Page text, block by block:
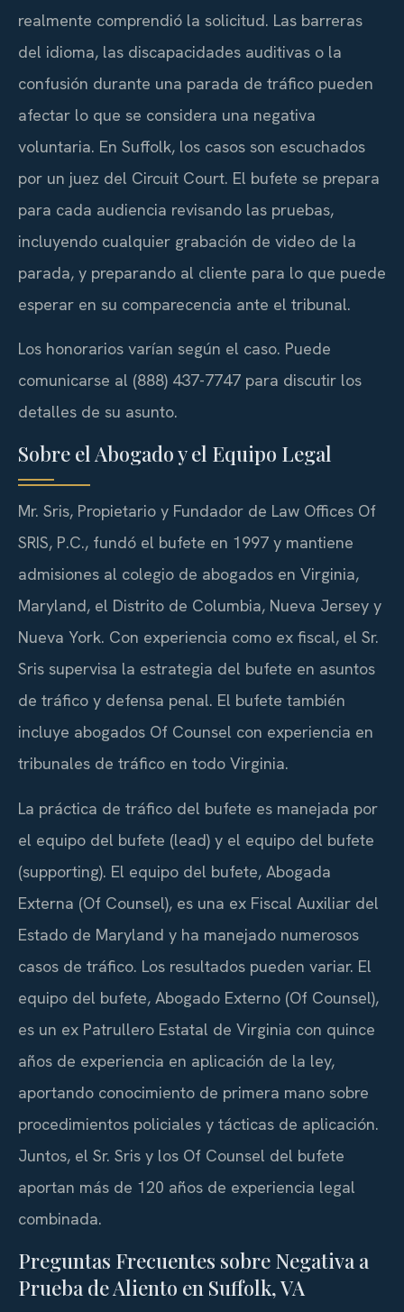
realmente comprendió la solicitud. Las barreras
del idioma, las discapacidades auditivas o la
confusión durante una parada de tráfico pueden
afectar lo que se considera una negativa
voluntaria. En Suffolk, los casos son escuchados
por un juez del Circuit Court. El bufete se prepara
para cada audiencia revisando las pruebas,
incluyendo cualquier grabación de video de la
parada, y preparando al cliente para lo que puede
esperar en su comparecencia ante el tribunal.
Los honorarios varían según el caso. Puede
comunicarse al (888) 437-7747 para discutir los
detalles de su asunto.
Sobre el Abogado y el Equipo Legal
Mr. Sris, Propietario y Fundador de Law Offices Of
SRIS, P.C., fundó el bufete en 1997 y mantiene
admisiones al colegio de abogados en Virginia,
Maryland, el Distrito de Columbia, Nueva Jersey y
Nueva York. Con experiencia como ex fiscal, el Sr.
Sris supervisa la estrategia del bufete en asuntos
de tráfico y defensa penal. El bufete también
incluye abogados Of Counsel con experiencia en
tribunales de tráfico en todo Virginia.
La práctica de tráfico del bufete es manejada por
el equipo del bufete (lead) y el equipo del bufete
(supporting). El equipo del bufete, Abogada
Externa (Of Counsel), es una ex Fiscal Auxiliar del
Estado de Maryland y ha manejado numerosos
casos de tráfico. Los resultados pueden variar. El
equipo del bufete, Abogado Externo (Of Counsel),
es un ex Patrullero Estatal de Virginia con quince
años de experiencia en aplicación de la ley,
aportando conocimiento de primera mano sobre
procedimientos policiales y tácticas de aplicación.
Juntos, el Sr. Sris y los Of Counsel del bufete
aportan más de 120 años de experiencia legal
combinada.
Preguntas Frecuentes sobre Negativa a
Prueba de Aliento en Suffolk, VA